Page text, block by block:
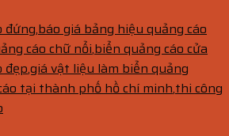
đứng,báo giá bảng hiệu quảng cáo
cáo chữ nổi,biển quảng cáo cửa
đẹp,giá vật liệu làm biển quảng
tại thành phố hồ chí minh,thi công